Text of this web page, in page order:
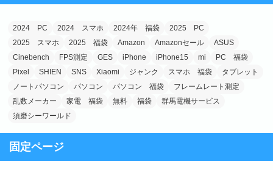
2024 PC 2024 スマホ 2024年 福袋
2025 PC
2025 スマホ
2025 福袋 Amazon Amazonセール
ASUS
Cinebench
FPS測定 GES iPhone iPhone15 mi
PC 福袋
Pixel
SHIEN SNS Xiaomi ジャンク スマホ 福袋
タブレット
ノートパソコン
パソコン パソコン 福袋
フレームレート測定
乱数メーカー
家電 福袋 無料 福袋
群馬電機サービス
須磨シーワールド
固定ページ